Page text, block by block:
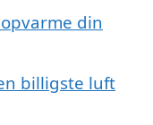
din
billigste luft